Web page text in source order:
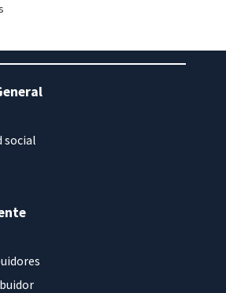
social